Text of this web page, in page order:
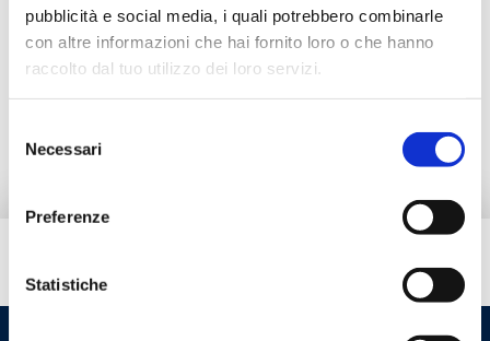
pubblicità e social media, i quali potrebbero combinarle
con altre informazioni che hai fornito loro o che hanno
raccolto dal tuo utilizzo dei loro servizi.
delNecessari
Preferenze
Statistiche
Documentación